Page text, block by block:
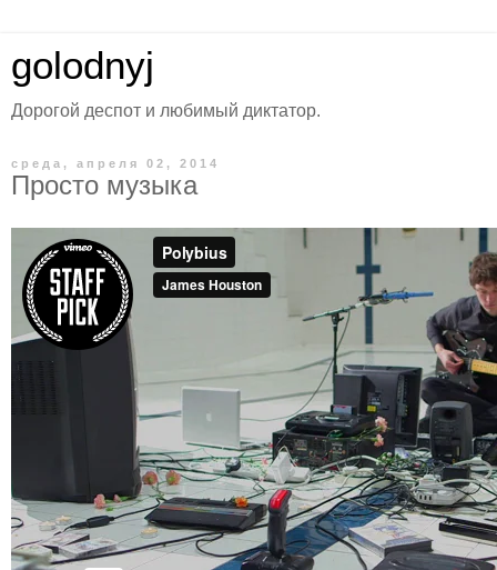
golodnyj
Дорогой деспот и любимый диктатор.
среда, апреля 02, 2014
Просто музыка